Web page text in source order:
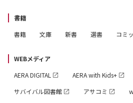
書籍
書籍
文庫 新書 選書 コミ
WEBメディア
AERA DIGITAL
AERA with Kids+
サバイバル図書館
アサコミ